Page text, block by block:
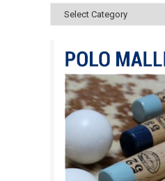
Categories